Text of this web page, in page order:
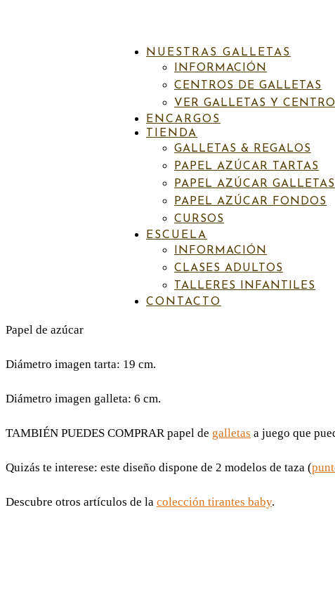
NUESTRAS GALLETAS
INFORMACIÓN
CENTROS DE GALLETAS
VER GALLETAS Y
ENCARGOS
TIENDA
GALLETAS & REGALOS
PAPEL AZÚCAR TARTAS
PAPEL AZÚCAR GALLETAS
PAPEL AZÚCAR FONDOS
CURSOS
ESCUELA
INFORMACIÓN
CLASES ADULTOS
TALLERES INFANTILES
CONTACTO
PAPEL AZÚCAR TARTAS/INFANTIL
Papel azúcar tartas
T281 Ciervo tirantes puntos
precios:
6,50€
hasta
Papel de azúcar
Diámetro imagen tarta: 19 cm.
Diámetro imagen galleta: 6 cm.
TAMBIÉN PUEDES COMPRAR papel de galletas a juego que
Quizás te interese: este diseño dispone de 2 modelos de taza (
Descubre otros artículos de la colección tirantes baby.